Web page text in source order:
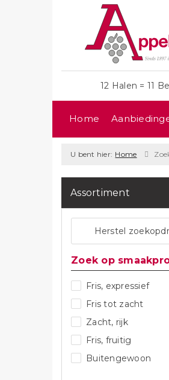
12 Halen = 11
Home
U bent hier: Home
Assortiment
Herstel
Zoek op
Fris, expressief
Fris tot zacht
Zacht, rijk
Fris, fruitig
Buitengewoon